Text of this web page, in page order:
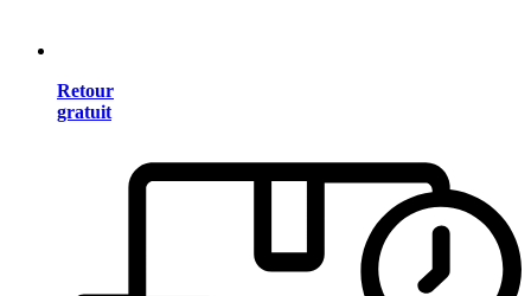
Retour
gratuit